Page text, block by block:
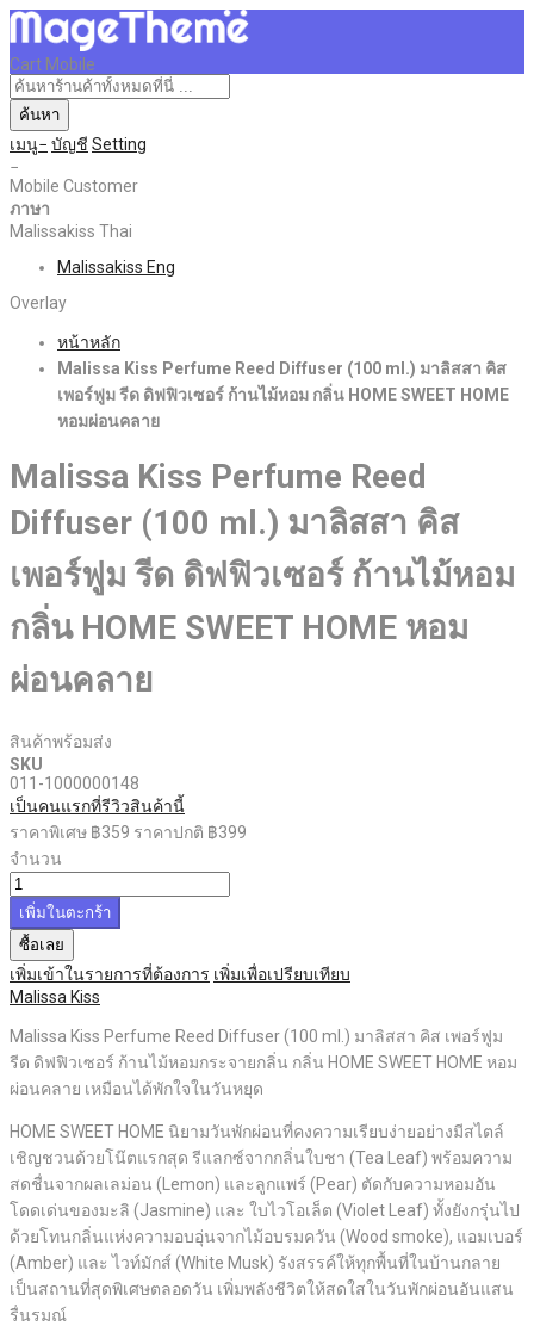
Cart Mobile
ค้นหา
เมนู บัญชี Setting
Mobile Customer
ภาษา
Malissakiss Thai
Malissakiss Eng
Overlay
หน้าหลัก
Malissa Kiss Perfume Reed Diffuser (100 ml.) มาลิสสา คิส
เพอร์ฟูม รีด ดิฟฟิวเซอร์ ก้านไม้หอม กลิ่น HOME SWEET HOME
หอมผ่อนคลาย
Malissa Kiss Perfume Reed
Diffuser (100 ml.) มาลิสสา คิส
เพอร์ฟูม รีด ดิฟฟิวเซอร์ ก้านไม้หอม
กลิ่น HOME SWEET HOME หอม
ผ่อนคลาย
สินค้าพร้อมส่ง
SKU
011-1000000148
เป็นคนแรกที่รีวิวสินค้านี้
ราคาพิเศษ ฿359 ราคาปกติ ฿399
จำนวน
เพิ่มในตะกร้า
ซื้อเลย
เพิ่มเข้าในรายการที่ต้องการ เพิ่มเพื่อเปรียบเทียบ
Malissa Kiss
Malissa Kiss Perfume Reed Diffuser (100 ml.) มาลิสสา คิส เพอร์ฟูม
รีด ดิฟฟิวเซอร์ ก้านไม้หอมกระจายกลิ่น กลิ่น HOME SWEET HOME หอม
ผ่อนคลาย เหมือนได้พักใจในวันหยุด
HOME SWEET HOME นิยามวันพักผ่อนที่คงความเรียบง่ายอย่างมีสไตล์
เชิญชวนด้วยโน๊ตแรกสุด รีแลกซ์จากกลิ่นใบชา (Tea Leaf) พร้อมความ
สดชื่นจากผลเลม่อน (Lemon) และลูกแพร์ (Pear) ตัดกับความหอมอัน
โดดเด่นของมะลิ (Jasmine) และ ใบไวโอเล็ต (Violet Leaf) ทั้งยังกรุ่นไป
ด้วยโทนกลิ่นแห่งความอบอุ่นจากไม้อบรมควัน (Wood smoke), แอมเบอร์
(Amber) และ ไวท์มักส์ (White Musk) รังสรรค์ให้ทุกพื้นที่ในบ้านกลาย
เป็นสถานที่สุดพิเศษตลอดวัน เพิ่มพลังชีวิตให้สดใสในวันพักผ่อนอันแสน
รื่นรมณ์